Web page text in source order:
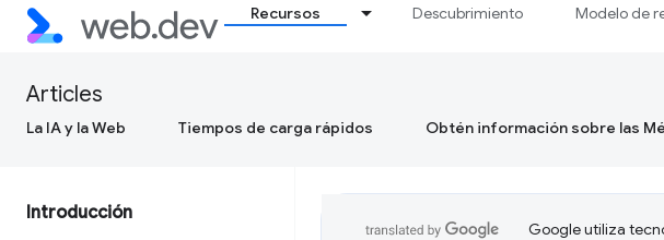
Recursos Descubrimiento Modelo de
Articles
La IA y la Web Tiempos de carga rápidos Obtén información sobre las
Introducción
Google utiliza